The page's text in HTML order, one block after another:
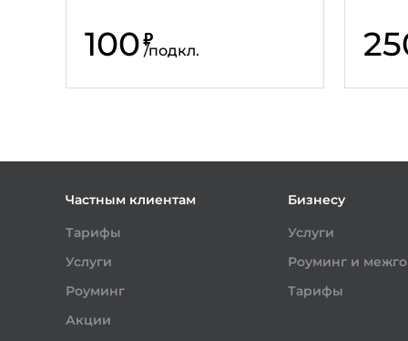
100₽
/подкл.
Частным клиентам
Тарифы
Услуги
Роуминг
Акции
Бизнесу
Услуги
Роуминг и
Тарифы